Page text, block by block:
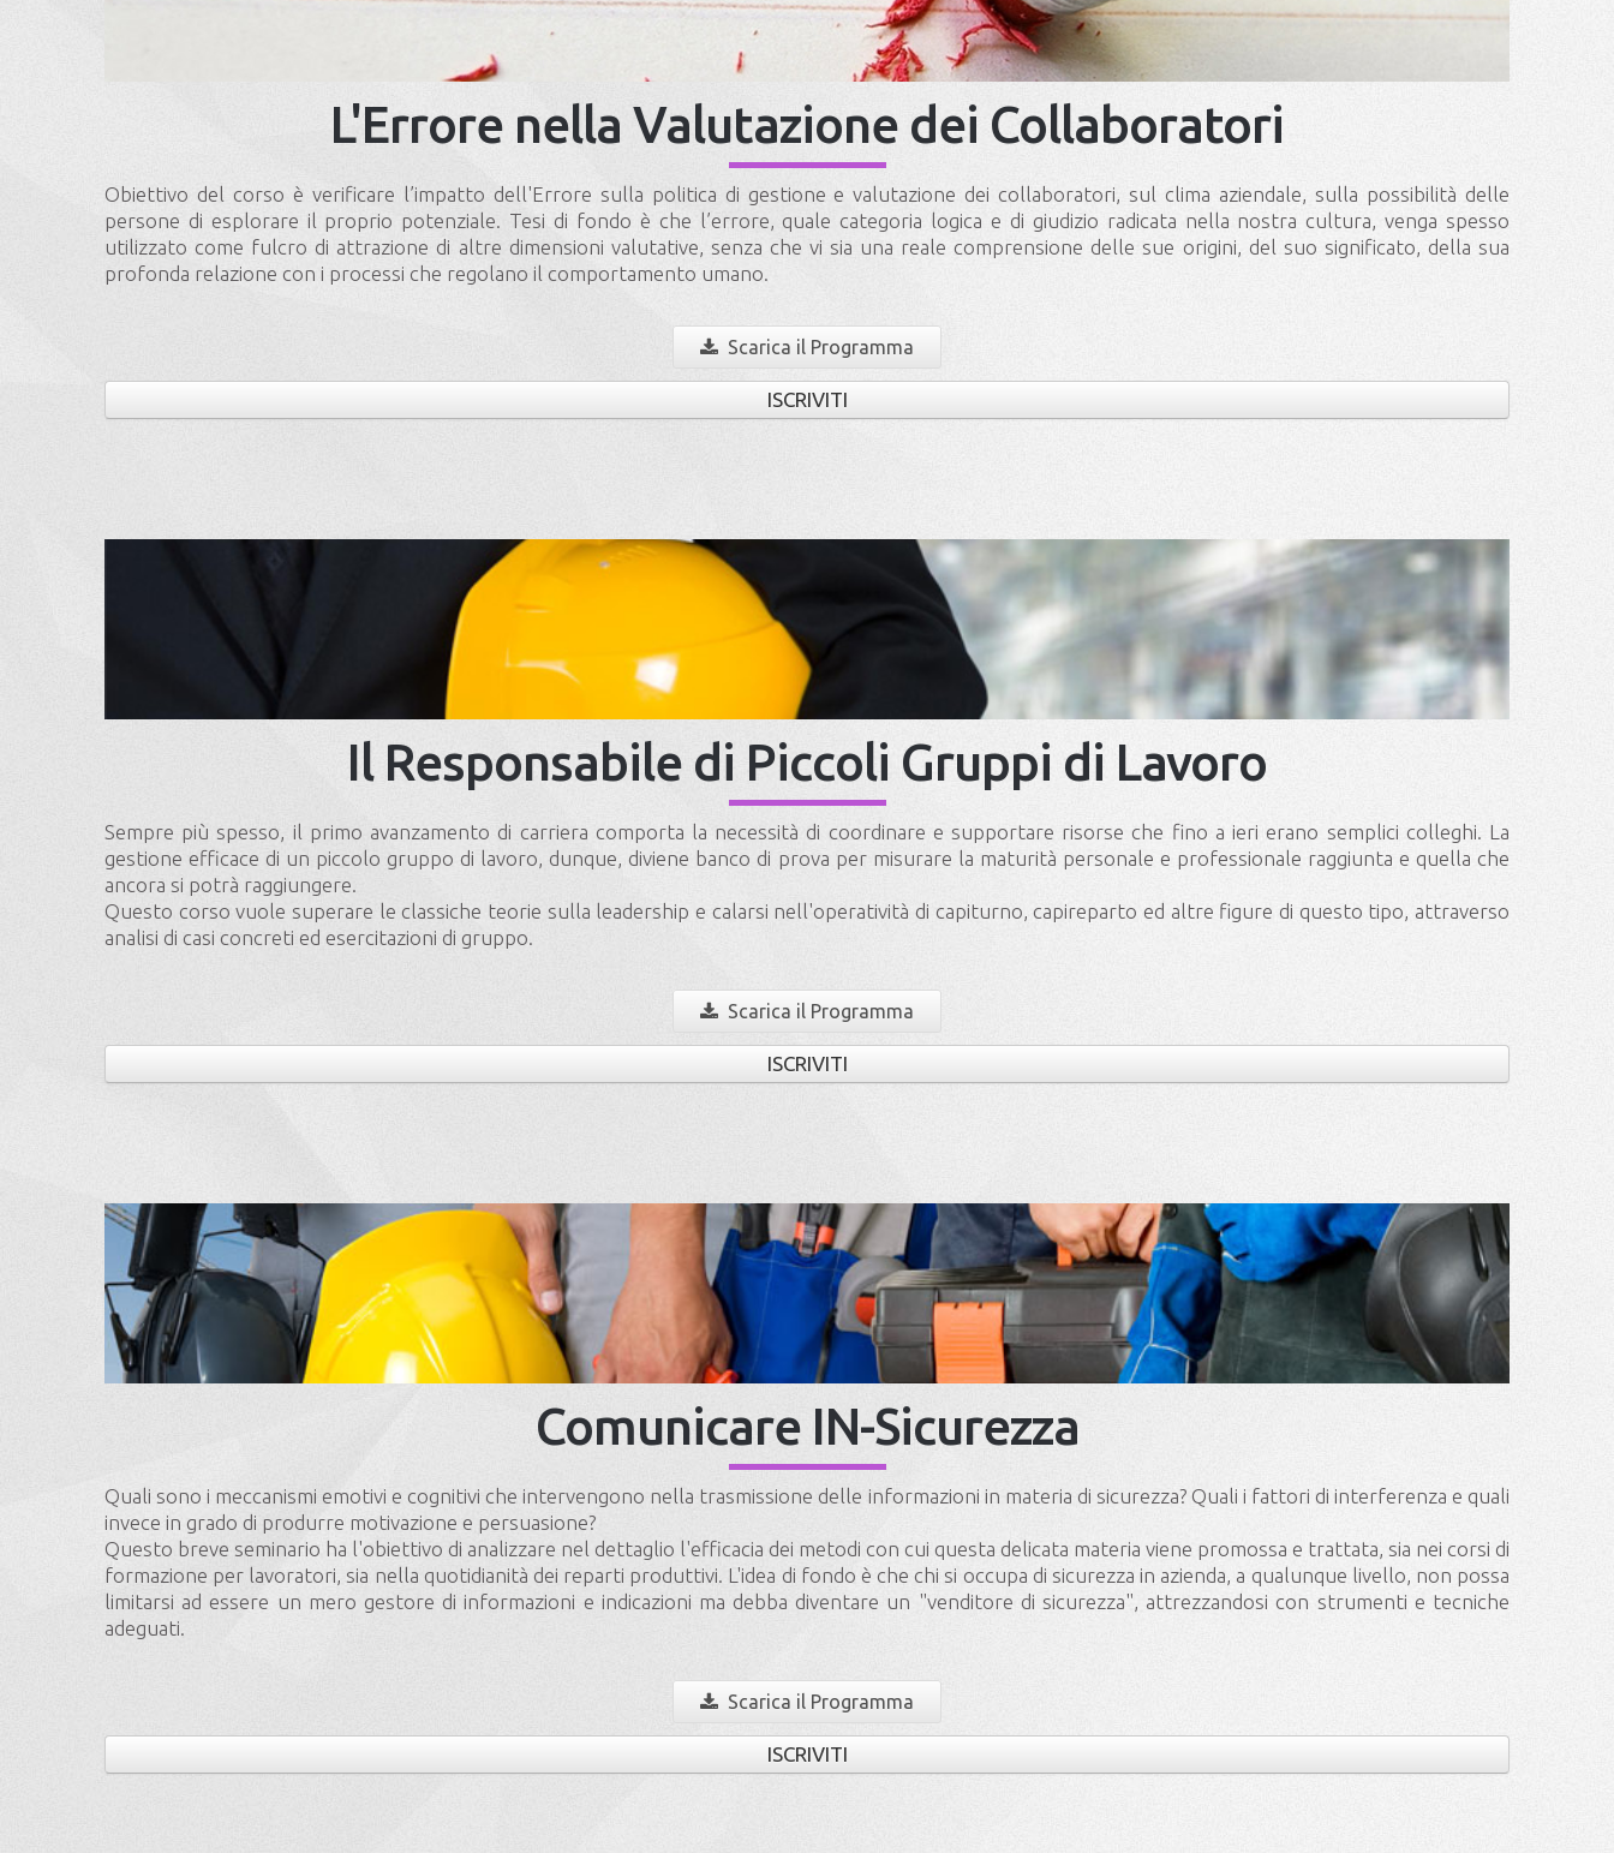
L'Errore nella Valutazione dei Collaboratori
Obiettivo del corso è verificare l’impatto dell'Errore sulla politica di gestione e valutazione dei collaboratori, sul clima aziendale, sulla possibilità delle
persone di esplorare il proprio potenziale. Tesi di fondo è che l’errore, quale categoria logica e di giudizio radicata nella nostra cultura, venga spesso
utilizzato come fulcro di attrazione di altre dimensioni valutative, senza che vi sia una reale comprensione delle sue origini, del suo significato, della sua
profonda relazione con i processi che regolano il comportamento umano.
Scarica il Programma
ISCRIVITI
Il Responsabile di Piccoli Gruppi di Lavoro
Sempre più spesso, il primo avanzamento di carriera comporta la necessità di coordinare e supportare risorse che fino a ieri erano semplici colleghi. La
gestione efficace di un piccolo gruppo di lavoro, dunque, diviene banco di prova per misurare la maturità personale e professionale raggiunta e quella che
ancora si potrà raggiungere.
Questo corso vuole superare le classiche teorie sulla leadership e calarsi nell'operatività di capiturno, capireparto ed altre figure di questo tipo, attraverso
analisi di casi concreti ed esercitazioni di gruppo.
Scarica il Programma
ISCRIVITI
Comunicare IN-Sicurezza
Quali sono i meccanismi emotivi e cognitivi che intervengono nella trasmissione delle informazioni in materia di sicurezza? Quali i fattori di interferenza e quali
invece in grado di produrre motivazione e persuasione?
Questo breve seminario ha l'obiettivo di analizzare nel dettaglio l'efficacia dei metodi con cui questa delicata materia viene promossa e trattata, sia nei corsi di
formazione per lavoratori, sia nella quotidianità dei reparti produttivi. L'idea di fondo è che chi si occupa di sicurezza in azienda, a qualunque livello, non possa
limitarsi ad essere un mero gestore di informazioni e indicazioni ma debba diventare un "venditore di sicurezza", attrezzandosi con strumenti e tecniche
adeguati.
Scarica il Programma
ISCRIVITI